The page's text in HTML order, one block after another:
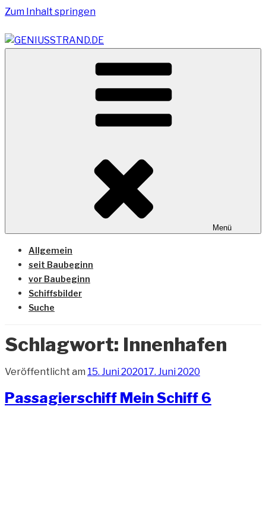
Zum Inhalt springen
GENIUSSTRAND.DE
Vom Geniusstrand zum JadeWeserPort/Container
Terminal Wilhelmshaven
Menü
Allgemein
seit Baubeginn
vor Baubeginn
Schiffsbilder
Suche
Schlagwort: Innenhafen
Veröffentlicht am 15. Juni 202017. Juni 2020
Passagierschiff Mein Schiff 6